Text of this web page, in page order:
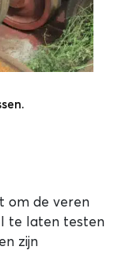
om de veren
te laten testen
zijn